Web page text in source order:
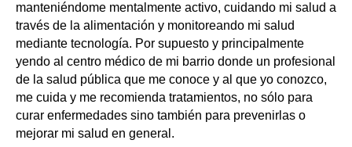
manteniéndome mentalmente activo, cuidando mi salud a
través de la alimentación y monitoreando mi salud
mediante tecnología. Por supuesto y principalmente
yendo al centro médico de mi barrio donde un profesional
de la salud pública que me conoce y al que yo conozco,
me cuida y me recomienda tratamientos, no sólo para
curar enfermedades sino también para prevenirlas o
mejorar mi salud en general.